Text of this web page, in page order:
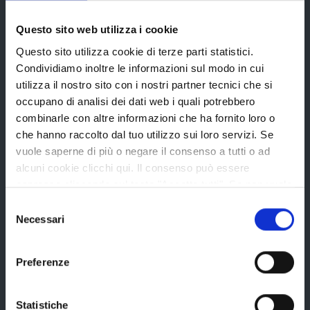
Questo sito web utilizza i cookie
Questo sito utilizza cookie di terze parti statistici.
Condividiamo inoltre le informazioni sul modo in cui
utilizza il nostro sito con i nostri partner tecnici che si
occupano di analisi dei dati web i quali potrebbero
combinarle con altre informazioni che ha fornito loro o
che hanno raccolto dal tuo utilizzo sui loro servizi. Se
vuole saperne di più o negare il consenso a tutti o ad
alcuni cookie clicchi qui. Il consenso può essere
espresso cliccando sul tasto "Accetta tutti". Se non vuole
tasto "Rifiuta".
delNecessari
Preferenze
Statistiche
La Provincia
Organi di governo
Statuto e Regolamenti
Uffici e orari
Edifici e Parchi